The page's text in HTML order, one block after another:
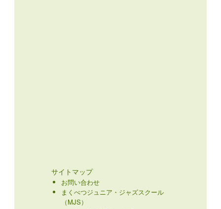
サイトマップ
お問い合わせ
まくべつジュニア・ジャズスクール
（MJS）